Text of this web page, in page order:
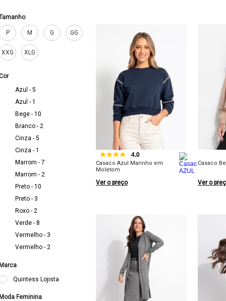
P M G GG
XXG XLG
Azul - 5
Azul - 1
Bege - 10
Branco - 2
Cinza - 5
Cinza - 1
Marrom - 7
Marrom - 2
Preto - 10
Preto - 3
Roxo - 2
Verde - 8
Vermelho - 3
Vermelho - 2
Quintess Lojista
Feminina
4.0
Casaco Azul Marinho em
Moletom
Ver o preço
Casaco
Ver o